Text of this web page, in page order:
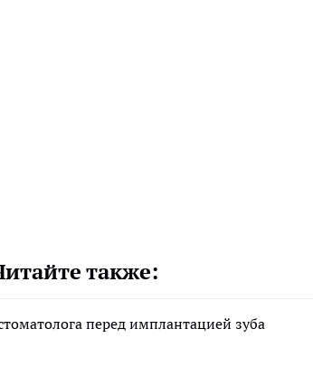
также:
перед имплантацией зуба